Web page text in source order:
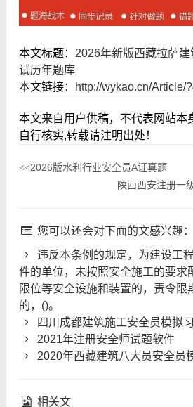
本文标题： 2026年新版西藏拉萨
试历年题库
本文链接：
http://wykao.cn/Article/
本文来自用户供稿，不代表网站本
自行核实,转载请注明出处！
<<2026版水利行业安全员A证真题
陕西西安注册一
您可以还会对下面的文感兴趣：
违反本条例的规定，为建设工
件的单位，未按照安全施工的要求
限位等安全设施和装置的，责令限
的，()。
四川成都建筑施工安全员模拟
2021年注册安全师试题软件
2020年西藏建筑八大员安全员
相关文